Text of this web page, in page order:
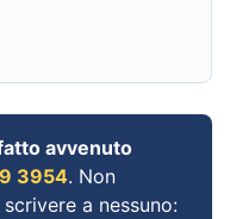
avvenuto
3954. Non
a nessuno: